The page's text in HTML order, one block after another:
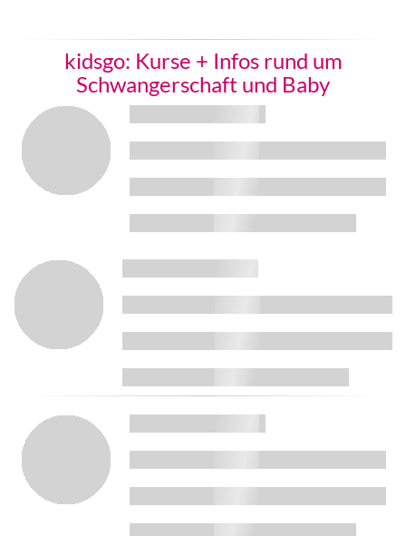
kidsgo: Kurse + Infos rund um
Schwangerschaft und Baby